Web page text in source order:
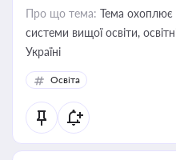
Про що тема: Тема охоплює
системи вищої освіти,
Україні
Освіта